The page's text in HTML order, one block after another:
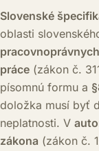
Slovenské
oblasti
práce (zákon č.
písomnú formu a
doložka musí byť
neplatnosti. V
zákona (zákon č.